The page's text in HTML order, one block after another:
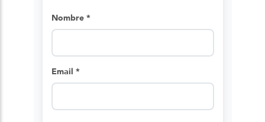
Nombre *
Email *